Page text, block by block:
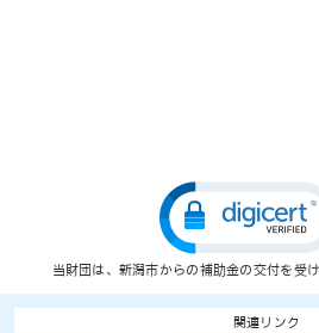
当財団は、新潟市からの補助金の交付を受
関連リンク